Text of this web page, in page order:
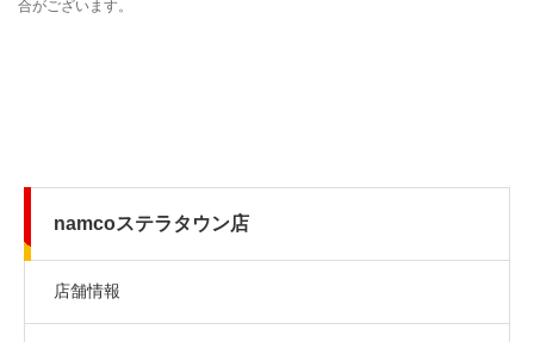
namcoステラタウン店
店舗情報